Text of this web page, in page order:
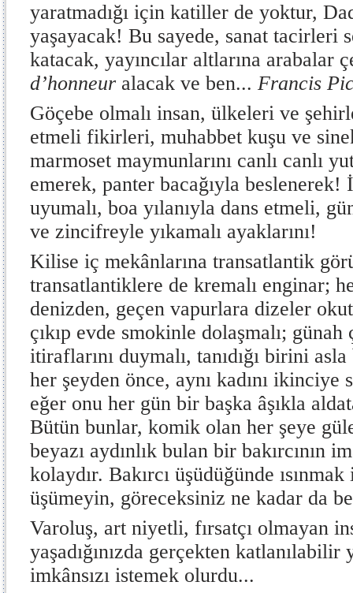
yaratmadığı için katiller de yoktur,
yaşayacak! Bu sayede, sanat tacirleri
katacak, yayıncılar altlarına arabalar
d’honneur alacak ve ben... Francis
Göçebe olmalı insan, ülkeleri ve
etmeli fikirleri, muhabbet kuşu ve
marmoset maymunlarını canlı canlı
emerek, panter bacağıyla beslenerek!
uyumalı, boa yılanıyla dans etmeli,
ve zincifreyle yıkamalı ayaklarını!
Kilise iç mekânlarına transatlantik
transatlantiklere de kremalı enginar;
denizden, geçen vapurlara dizeler
çıkıp evde smokinle dolaşmalı; günah
itiraflarını duymalı, tanıdığı birini
her şeyden önce, aynı kadını ikinciye
eğer onu her gün bir başka âşıkla
Bütün bunlar, komik olan her şeye
beyazı aydınlık bulan bir bakırcının
kolaydır. Bakırcı üşüdüğünde
üşümeyin, göreceksiniz ne kadar da
Varoluş, art niyetli, fırsatçı olmayan
yaşadığınızda gerçekten katlanılabilir
imkânsızı istemek olurdu...